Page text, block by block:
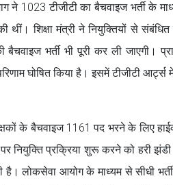
ने 1023 टीजीटी का बैचवाइज भर्ती
थीं। शिक्षा मंत्री ने नियुक्तियों से
बैचवाइज भर्ती भी पूरी कर ली जाएगी।
घोषित किया है। इसमें टीजीटी
के बैचवाइज 1161 पद भरने के लिए
नियुक्ति प्रक्रिया शुरू करने को हरी
है। लोकसेवा आयोग के माध्यम से सीधी